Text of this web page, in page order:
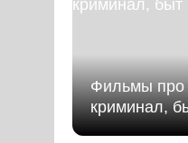
Фильмы про
криминал,